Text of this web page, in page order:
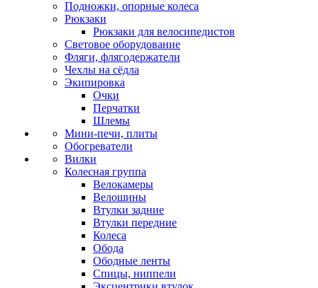
Подножки, опорные колеса
Рюкзаки
Рюкзаки для велосипедистов
Световое оборудование
Фляги, флягодержатели
Чехлы на сёдла
Экипировка
Очки
Перчатки
Шлемы
Мини-печи, плиты
Обогреватели
Вилки
Колесная группа
Велокамеры
Велошины
Втулки задние
Втулки передние
Колеса
Обода
Ободные ленты
Спицы, ниппели